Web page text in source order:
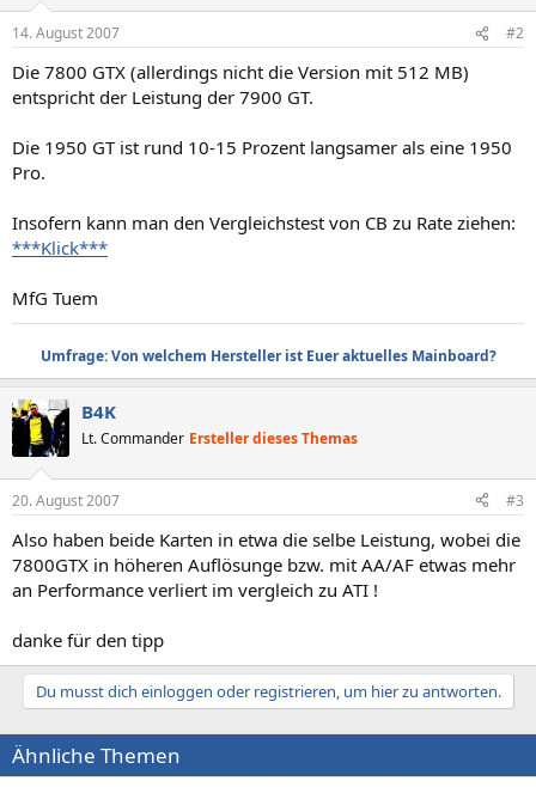
14. August 2007 #2
Die 7800 GTX (allerdings nicht die Version mit 512 MB)
entspricht der Leistung der 7900 GT.
Die 1950 GT ist rund 10-15 Prozent langsamer als eine 1950
Pro.
Insofern kann man den Vergleichstest von CB zu Rate ziehen:
***Klick***
MfG Tuem
Umfrage: Von welchem Hersteller ist Euer aktuelles Mainboard?
B4K
Lt. Commander Ersteller dieses Themas
20. August 2007 #3
Also haben beide Karten in etwa die selbe Leistung, wobei die
7800GTX in höheren Auflösunge bzw. mit AA/AF etwas mehr
an Performance verliert im vergleich zu ATI !
danke für den tipp
Du musst dich einloggen oder registrieren, um hier zu antworten.
Ähnliche Themen